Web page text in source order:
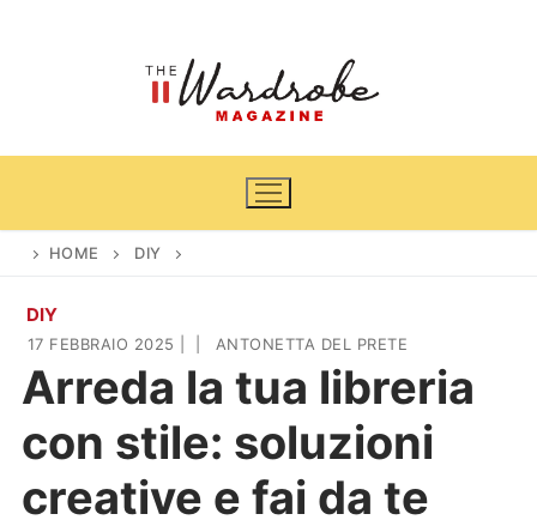
Home
News
Cinema e TV
Casa & Giardino
Arredamento
DIY
HOME DIY
DIY
17 FEBBRAIO 2025 ANTONETTA DEL PRETE
Arreda la tua libreria
con stile: soluzioni
creative e fai da te